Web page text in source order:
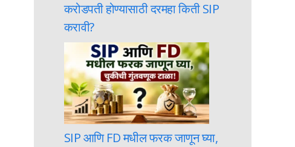
करोडपती होण्यासाठी दरमहा किती SIP
करावी?
SIP आणि FD मधील फरक जाणून घ्या,